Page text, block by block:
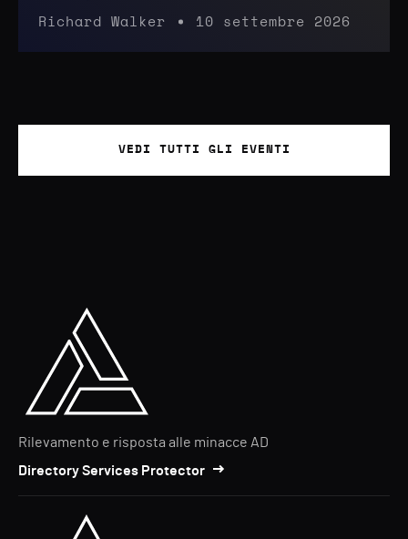
Richard Walker 10 settembre 2026
VEDI TUTTI GLI EVENTI
Rilevamento e risposta alle minacce AD
Directory Services Protector